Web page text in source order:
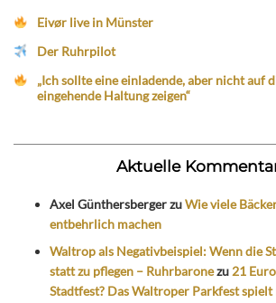
Eivør live in Münster
Der Ruhrpilot
„Ich sollte eine einladende, aber nicht auf
eingehende Haltung zeigen“
Aktuelle
Axel GünthersbergerzuWie viele
entbehrlich machen
Waltrop als Negativbeispiel: Wenn die
statt zu pflegen – Ruhrbaronezu 21
Stadtfest? Das Waltroper Parkfest